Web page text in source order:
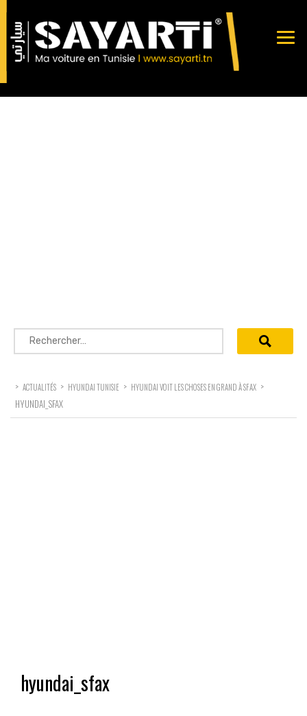
Rechercher :
> ACTUALITÉS > HYUNDAI TUNISIE > HYUNDAI VOIT LES CHOSES EN GRAND À SFAX >
HYUNDAI_SFAX
hyundai_sfax